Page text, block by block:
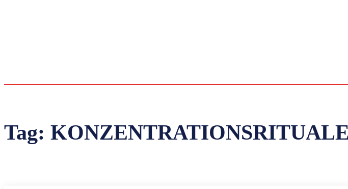
Tag: KONZENTRATIONSRITUALE